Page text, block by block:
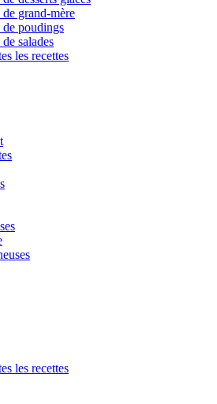
de grand-mère
de poudings
salades
les recettes
les recettes